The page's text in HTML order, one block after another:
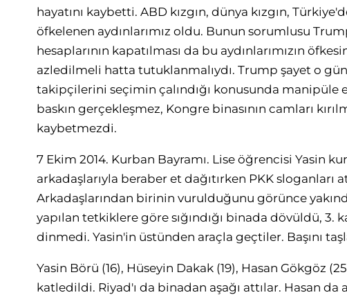
hayatını kaybetti. ABD kızgın, dünya kızgın,
öfkelenen aydınlarımız oldu. Bunun sorumlusu
hesaplarının kapatılması da bu aydınlarımızın
azledilmeli hatta tutuklanmalıydı. Trump şayet o
takipçilerini seçimin çalındığı konusunda manipüle
baskın gerçekleşmez, Kongre binasının camları
kaybetmezdi.
7 Ekim 2014. Kurban Bayramı. Lise öğrencisi Yasin
arkadaşlarıyla beraber et dağıtırken PKK sloganları
Arkadaşlarından birinin vurulduğunu görünce
yapılan tetkiklere göre sığındığı binada dövüldü, 3.
dinmedi. Yasin'in üstünden araçla geçtiler. Başını
Yasin Börü (16), Hüseyin Dakak (19), Hasan Gökgöz
katledildi. Riyad'ı da binadan aşağı attılar. Hasan da